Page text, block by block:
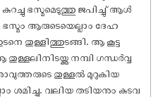
ഭസ്മമെടുത്തു ജപിച്ചു് ആൾ
ഭസ്മം ആരുടെയെല്ലാം ദേഹ
തുള്ളിത്തുടങ്ങി. ആ കൂട്ട
നമ്പി ഗന്ധർവ്വ
രാവുത്തരുടെ തുള്ളൽ മുറുകിയ
ശമിച്ചു. വലിയ തടിയനും കുടവ